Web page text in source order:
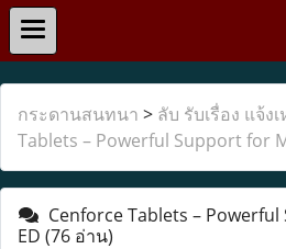
กระดานสนทนา > ลับ รับเรื่อง แจ้ง
Tablets – Powerful Support for
Cenforce Tablets –
ED (76 อ่าน)